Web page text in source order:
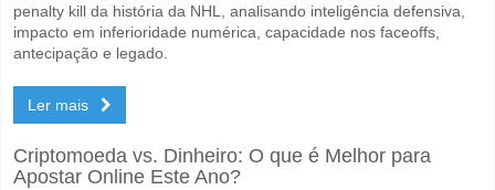
penalty kill da história da NHL, analisando inteligência defensiva,
impacto em inferioridade numérica, capacidade nos faceoffs,
antecipação e legado.
Ler mais
Criptomoeda vs. Dinheiro: O que é Melhor para
Apostar Online Este Ano?